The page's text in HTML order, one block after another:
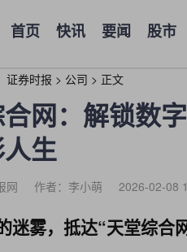
首页 快讯 要闻 股市
证券时报 > 公司 > 正文
网：解锁数
生
网 作者：李小萌 2026-02-08
迷雾，抵达“天堂综合